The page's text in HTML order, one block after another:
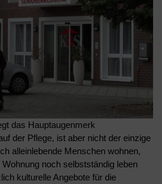
das Hauptaugenmerk
der Pflege, ist aber nicht der einzige
alleinlebende Menschen wohnen,
noch selbstständig leben
kulturelle Angebote für die